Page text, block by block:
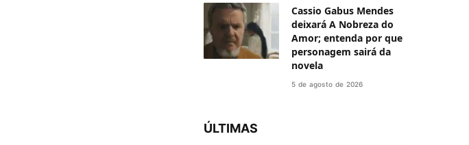
Cassio Gabus Mendes
deixará A Nobreza do
Amor; entenda por que
personagem sairá da
novela
5 de agosto de 2026
ÚLTIMAS